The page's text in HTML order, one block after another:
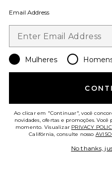
Favorite Nicks
Email Address
Mulheres
Ao clicar em "Continuar", você
novidades, ofertas e promoções.
momento. Visualizar PRIVACY
Califórnia, consulte nosso
No thanks,